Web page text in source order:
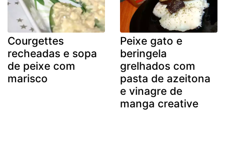
Courgettes
recheadas e sopa
de peixe com
marisco
Peixe gato e
beringela
grelhados com
pasta de azeitona
e vinagre de
manga creative